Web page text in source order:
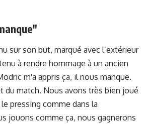
sur son but, marqué avec l’extérieur
à rendre hommage à un ancien
m'a appris ça, il nous manque.
du match. Nous avons très bien joué
pressing comme dans la
jouons comme ça, nous gagnerons